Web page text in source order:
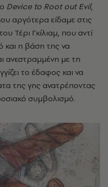
Device to Root out Evil,
αργότερα είδαμε στις
Τέρι Γκίλιαμ, που αντί
και η βάση της να
ανεστραμμένη με τη
το έδαφος και να
της γης ανατρέποντας
συμβολισμό.